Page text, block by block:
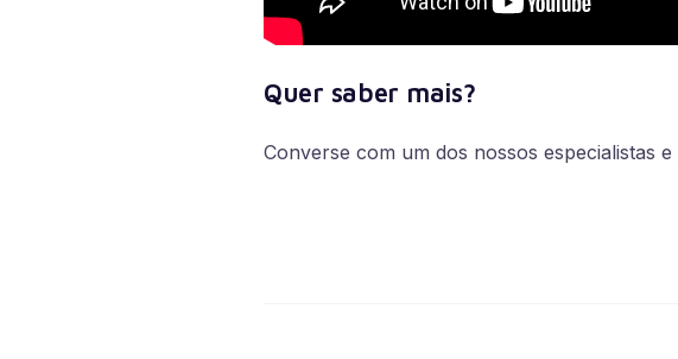
Quer saber mais?
Converse com um dos nossos especialistas e